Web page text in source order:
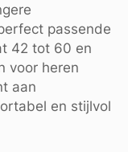
passende
42 tot 60 en
voor heren
aan
en stijlvol